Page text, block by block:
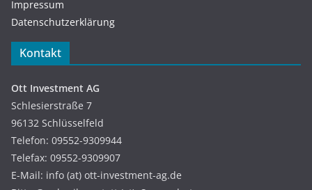
Impressum
Datenschutzerklärung
Kontakt
Ott Investment AG
Schlesierstraße 7
96132 Schlüsselfeld
Telefon: 09552-9309944
Telefax: 09552-9309907
E-Mail: info (at) ott-investment-ag.de